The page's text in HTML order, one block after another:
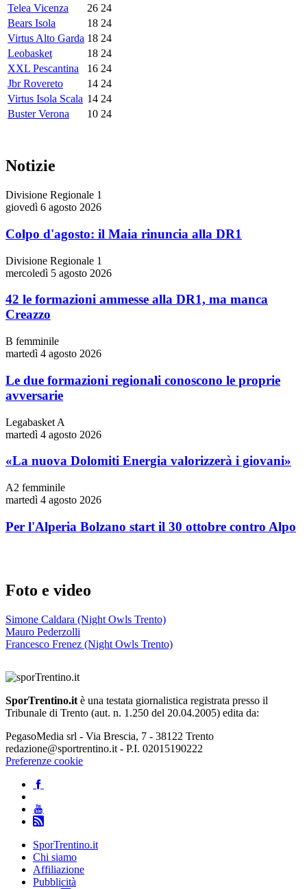
Telea Vicenza
26 24
Bears Isola
18 24
Virtus Alto Garda 18 24
Leobasket
18 24
XXL Pescantina
16 24
Jbr Rovereto
14 24
Virtus Isola Scala 14 24
Buster Verona
10 24
Notizie
Divisione Regionale 1
giovedì 6 agosto 2026
Colpo d'agosto: il Maia rinuncia alla DR1
Divisione Regionale 1
mercoledì 5 agosto 2026
42 le formazioni ammesse alla DR1, ma manca
Creazzo
B femminile
martedì 4 agosto 2026
Le due formazioni regionali conoscono le proprie
avversarie
Legabasket A
martedì 4 agosto 2026
«La nuova Dolomiti Energia valorizzerà i giovani»
A2 femminile
martedì 4 agosto 2026
Per l'Alperia Bolzano start il 30 ottobre contro Alpo
Foto e video
Simone Caldara (Night Owls Trento)
Mauro Pederzolli
Francesco Frenez (Night Owls Trento)
SporTrentino.it è una testata giornalistica registrata presso il
Tribunale di Trento (aut. n. 1.250 del 20.04.2005) edita da:
PegasoMedia srl - Via Brescia, 7 - 38122 Trento
redazione@sportrentino.it - P.I. 02015190222
Preferenze cookie
SporTrentino.it
Chi siamo
Affiliazione
Pubblicità